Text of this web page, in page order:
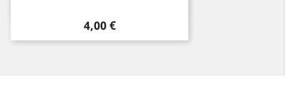
Prix
4,00 €